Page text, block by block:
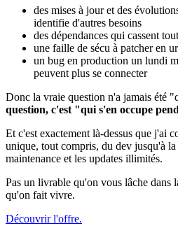
des mises à jour et des
identifie d'autres besoins
des dépendances qui cassent
une faille de sécu à patcher en
un bug en production un lundi
peuvent plus se connecter
Donc la vraie question n'a jamais été
question, c'est "qui s'en occupe
Et c'est exactement là-dessus que j'ai
unique, tout compris, du dev jusqu'à
maintenance et les updates illimités.
Pas un livrable qu'on vous lâche dans
qu'on fait vivre.
Découvrir l'offre.